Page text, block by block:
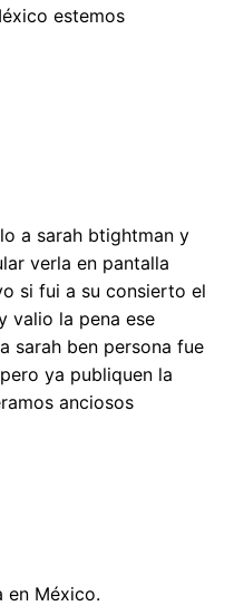
estemos
a sarah btightman y
verla en pantalla
si fui a su consierto el
valio la pena ese
sarah ben persona fue
ya publiquen la
anciosos
en México.